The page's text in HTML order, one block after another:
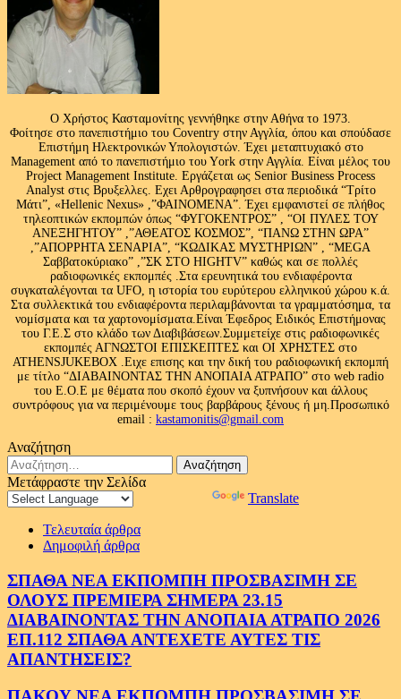
Ο Χρήστος Κασταμονίτης γεννήθηκε στην Αθήνα το 1973.
Φοίτησε στο πανεπιστήμιο του Coventry στην Αγγλία, όπου και σπούδασε
Επιστήμη Ηλεκτρονικών Υπολογιστών. Έχει μεταπτυχιακό στο
Management από το πανεπιστήμιο του Υork στην Αγγλία. Είναι μέλος του
Project Management Institute. Εργάζεται ως Senior Business Process
Analyst στις Βρυξελλες. Εχει Αρθρογραφησει στα περιοδικά “Τρίτο
Μάτι”, «Hellenic Nexus» ,”ΦΑΙΝΟΜΕΝΑ”. Έχει εμφανιστεί σε πλήθος
τηλεοπτικών εκπομπών όπως “ΦΥΓΟΚΕΝΤΡΟΣ” , “ΟΙ ΠΥΛΕΣ ΤΟΥ
ΑΝΕΞΗΓΗΤΟΥ” ,”ΑΘΕΑΤΟΣ ΚΟΣΜΟΣ”, “ΠΑΝΩ ΣΤΗΝ ΩΡΑ”
,”ΑΠΟΡΡΗΤΑ ΣΕΝΑΡΙΑ”, “ΚΩΔΙΚΑΣ ΜΥΣΤΗΡΙΩΝ” , “MEGA
Σαββατοκύριακο” ,”ΣΚ ΣΤΟ HIGHTV” καθώς και σε πολλές
ραδιοφωνικές εκπομπές .Στα ερευνητικά του ενδιαφέροντα
συγκαταλέγονται τα UFO, η ιστορία του ευρύτερου ελληνικού χώρου κ.ά.
Στα συλλεκτικά του ενδιαφέροντα περιλαμβάνονται τα γραμματόσημα, τα
νομίσματα και τα χαρτονομίσματα.Είναι Έφεδρος Ειδικός Επιστήμονας
του Γ.Ε.Σ στο κλάδο των Διαβιβάσεων.Συμμετείχε στις ραδιοφωνικές
εκπομπές ΑΓΝΩΣΤΟΙ ΕΠΙΣΚΕΠΤΕΣ και ΟΙ ΧΡΗΣΤΕΣ στο
ATHENSJUKEBOX .Ειχε επισης και την δική του ραδιοφωνική εκπομπή
με τίτλο “ΔΙΑΒΑΙΝΟΝΤΑΣ ΤΗΝ ΑΝΟΠΑΙΑ ΑΤΡΑΠΟ” στο web radio
του Ε.Ο.Ε με θέματα που σκοπό έχουν να ξυπνήσουν και άλλους
συντρόφους για να περιμένουμε τους βαρβάρους ξένους ή μη.Προσωπικό
email : kastamonitis@gmail.com
Αναζήτηση
Αναζήτηση
για:
Μετάφραστε την Σελίδα
Translate
Τελευταία άρθρα
Δημοφιλή άρθρα
ΣΠΑΘΑ ΝΕΑ ΕΚΠΟΜΠΗ ΠΡΟΣΒΑΣΙΜΗ ΣΕ
ΟΛΟΥΣ ΠΡΕΜΙΕΡΑ ΣΗΜΕΡΑ 23.15
ΔΙΑΒΑΙΝΟΝΤΑΣ ΤΗΝ ΑΝΟΠΑΙΑ ΑΤΡΑΠΟ 2026
ΕΠ.112 ΣΠΑΘΑ ΑΝΤΕΧΕΤΕ ΑΥΤΕΣ ΤΙΣ
ΑΠΑΝΤΗΣΕΙΣ?